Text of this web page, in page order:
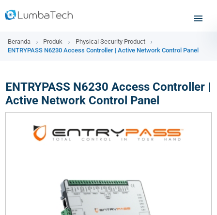
Beranda Produk
Physical Security Product
ENTRYPASS N6230 Access Controller | Active Network Control Panel
ENTRYPASS N6230 Access Controller |
Active Network Control Panel